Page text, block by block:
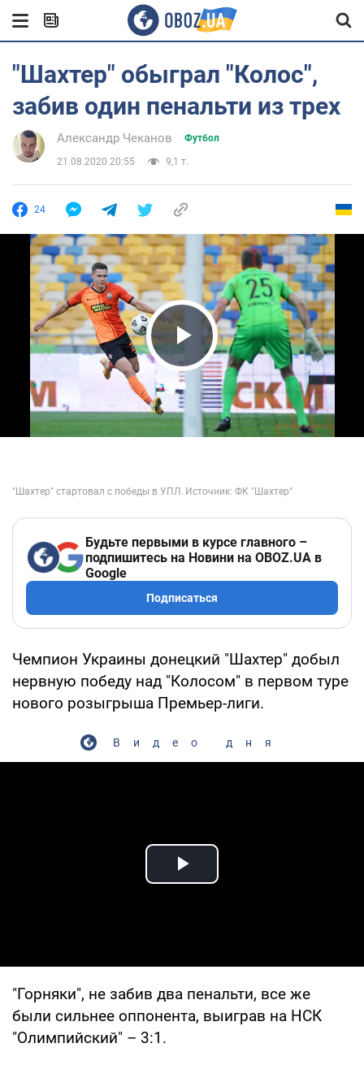
"Шахтер" обыграл "Колос",
забив один пенальти из трех
Александр Чеканов Футбол
21.08.2020 20:55 9,1 т.
24
Play Video
Будьте первыми в курсе главного –
подпишитесь на Новини на OBOZ.UA в
Google
Подписаться
Чемпион Украины донецкий "Шахтер" добыл
нервную победу над "Колосом" в первом туре
нового розыгрыша Премьер-лиги.
Видео дня
Play Video
"Горняки", не забив два пенальти, все же
были сильнее оппонента, выиграв на НСК
"Олимпийский" – 3:1.